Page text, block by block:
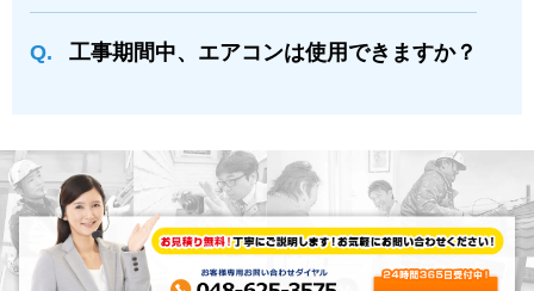
⼯事期間中、エアコンは使⽤できますか？